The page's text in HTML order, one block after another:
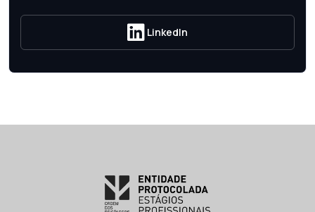
LinkedIn